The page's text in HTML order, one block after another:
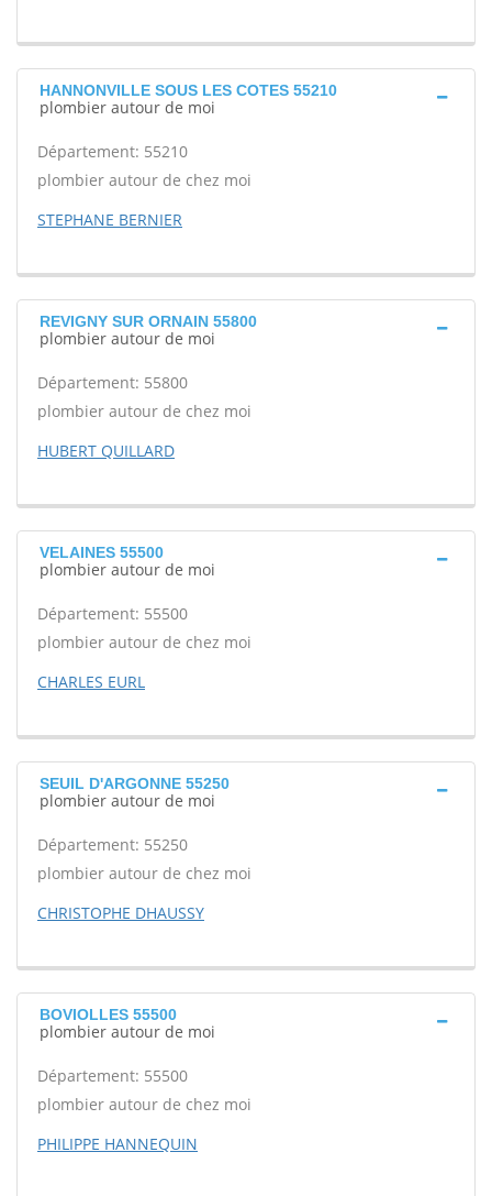
HANNONVILLE SOUS LES COTES 55210
plombier autour de moi
Département: 55210
plombier autour de chez moi
STEPHANE BERNIER
REVIGNY SUR ORNAIN 55800
plombier autour de moi
Département: 55800
plombier autour de chez moi
HUBERT QUILLARD
VELAINES 55500
plombier autour de moi
Département: 55500
plombier autour de chez moi
CHARLES EURL
SEUIL D'ARGONNE 55250
plombier autour de moi
Département: 55250
plombier autour de chez moi
CHRISTOPHE DHAUSSY
BOVIOLLES 55500
plombier autour de moi
Département: 55500
plombier autour de chez moi
PHILIPPE HANNEQUIN